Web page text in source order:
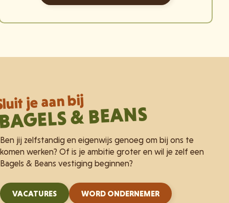
je aan bij
& BEANS
Ben jij zelfstandig en eigenwijs genoeg om bij ons te
komen werken? Of is je ambitie groter en wil je zelf een
Bagels & Beans vestiging beginnen?
VACATURES WORD ONDERNEMER